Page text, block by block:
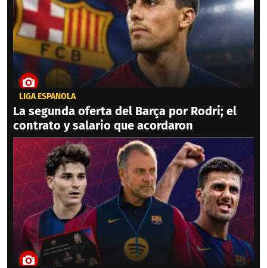
LIGA ESPAÑOLA
La segunda oferta del Barça por Rodri; el
contrato y salario que acordaron